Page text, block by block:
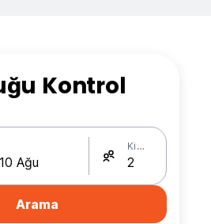
Kontrol
Kişi Sayısı
Arama